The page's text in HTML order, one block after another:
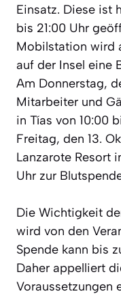
Einsatz. Diese ist
bis 21:00 Uhr
Mobilstation wird
auf der Insel eine
Am Donnerstag,
Mitarbeiter und
in Tías von 10:00
Freitag, den 13.
Lanzarote Resort
Uhr zur
Die Wichtigkeit
wird von den
Spende kann bis
Daher appelliert
Voraussetzungen